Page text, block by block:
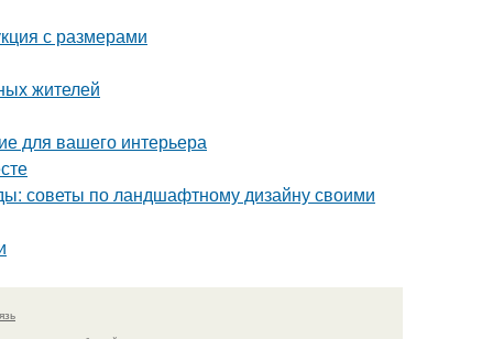
с размерами
жителей
для вашего интерьера
советы по ландшафтному дизайну своими